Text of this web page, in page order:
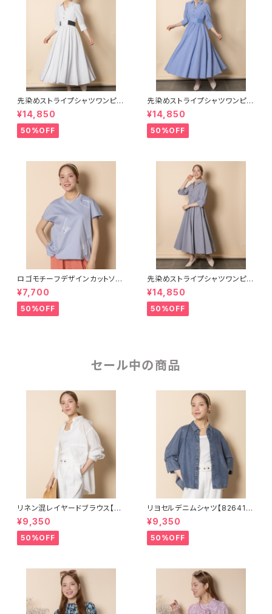
先染めストライプシャツワンピー
ス【8261101】
¥14,850
50%OFF
先染めストライプシャツワンピー
ス【8261101】
¥14,850
50%OFF
ロゴモチーフデザインカットソー
【8260102】
¥7,700
50%OFF
先染めストライプシャツワンピー
ス【8261101】
¥14,850
50%OFF
セール中の商品
リネン混レイヤードブラウス【82
64109】
¥9,350
50%OFF
リヨセルデニムシャツ【826410
5】
¥9,350
50%OFF